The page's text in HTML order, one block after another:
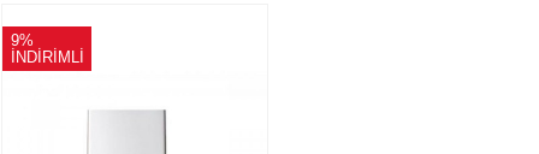
9%
İNDİRİMLİ